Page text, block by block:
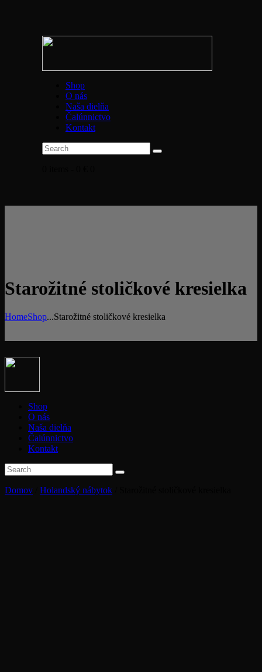
Shop
O nás
Naša dielňa
Čalúnnictvo
Kontakt
Starožitné stoličkové kresielka
HomeShop...Starožitné stoličkové kresielka
Shop
O nás
Naša dielňa
Čalúnnictvo
Kontakt
Domov Holandský nábytok